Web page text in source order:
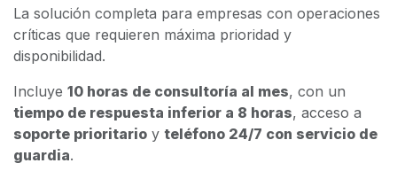
La solución completa para empresas con operaciones
críticas que requieren máxima prioridad y
disponibilidad.
Incluye 10 horas de consultoría al mes, con un
tiempo de respuesta inferior a 8 horas, acceso a
soporte prioritario y teléfono 24/7 con servicio de
guardia.